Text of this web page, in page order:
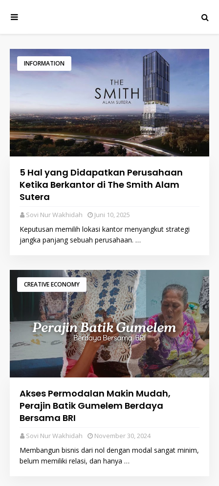
INFORMATION
5 Hal yang Didapatkan Perusahaan
Ketika Berkantor di The Smith Alam
Sutera
Sovi Nur Wakhidah Juni 10, 2025
Keputusan memilih lokasi kantor menyangkut strategi
jangka panjang sebuah perusahaan. …
CREATIVE ECONOMY
Akses Permodalan Makin Mudah,
Perajin Batik Gumelem Berdaya
Bersama BRI
Sovi Nur Wakhidah November 30, 2024
Membangun bisnis dari nol dengan modal sangat minim,
belum memiliki relasi, dan hanya …